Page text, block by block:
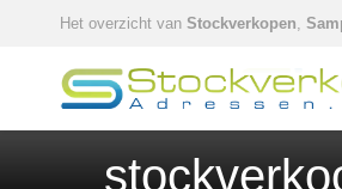
Het overzicht van Stockverkopen,